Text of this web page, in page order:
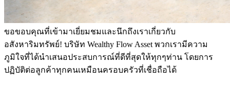
ขอขอบคุณที่เข้ามาเยี่ยมชมและนึกถึงเราเกี่ยวกับ
อสังหาริมทรัพย์! บริษัท Wealthy Flow Asset พวกเรามีความ
ภูมิใจที่ได้นำเสนอประสบการณ์ที่ดีที่สุดให้ทุกๆท่าน โดยการ
ปฏิบัติต่อลูกค้าทุกคนเหมือนครอบครัวที่เชื่อถือได้